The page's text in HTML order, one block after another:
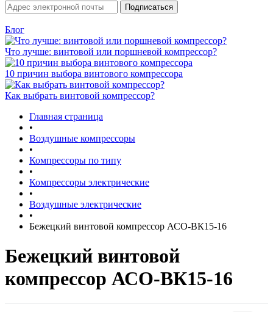
Блог
Что лучше: винтовой или поршневой компрессор?
10 причин выбора винтового компрессора
Как выбрать винтовой компрессор?
Главная страница
•
Воздушные компрессоры
•
Компрессоры по типу
•
Компрессоры электрические
•
Воздушные электрические
•
Бежецкий винтовой компрессор АСО-ВК15-16
Бежецкий винтовой
компрессор АСО-ВК15-16